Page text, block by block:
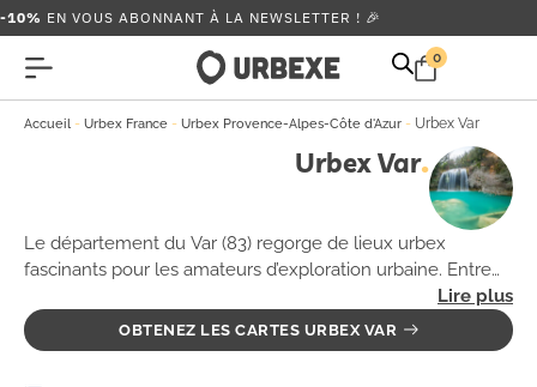
-10% EN VOUS ABONNANT À LA NEWSLETTER ! 🎉
0
Accueil - Urbex France - Urbex Provence-Alpes-Côte d'Azur - Urbex Var
Urbex Var
Le département du Var (83) regorge de lieux urbex
fascinants pour les amateurs d’exploration urbaine. Entre
châteaux oubliés, anciennes usines et sites industriels
abandonnés, le Var offre une multitude de trésors à
découvrir. Ces lieux, souvent cachés dans la végétation ou
OBTENEZ LES CARTES URBEX VAR